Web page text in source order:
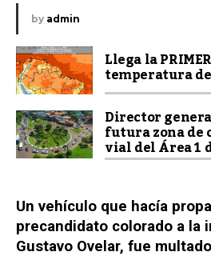
by admin
Llega la
temperatura
Director
futura zona de
vial del Área 1
Un vehículo que hacía
precandidato colorado a la
Gustavo Ovelar, fue